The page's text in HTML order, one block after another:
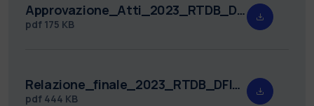
Approvazione_Atti_2023_RTDB_DFIS_1.pdf
pdf 175 KB
Relazione_finale_2023_RTDB_DFIS_1_def_sign__1_AM.pdf
pdf 444 KB